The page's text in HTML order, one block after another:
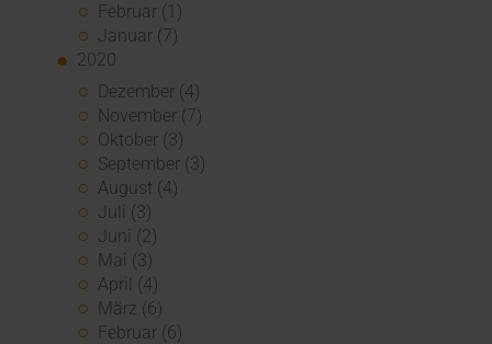
Februar (1)
Januar (7)
2020
Dezember (4)
November (7)
Oktober (3)
September (3)
August (4)
Juli (3)
Juni (2)
Mai (3)
April (4)
März (6)
Februar (6)